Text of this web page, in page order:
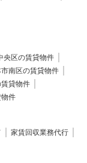
央区の賃貸物件
南区の賃貸物件
貸物件
件
家賃回収業務代行